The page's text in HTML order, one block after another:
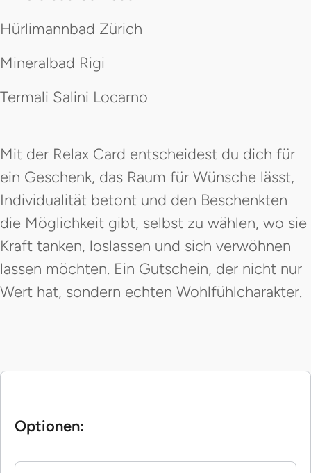
Hürlimannbad Zürich
Mineralbad Rigi
Termali Salini Locarno
Mit der Relax Card entscheidest du dich für
ein Geschenk, das Raum für Wünsche lässt,
Individualität betont und den Beschenkten
die Möglichkeit gibt, selbst zu wählen, wo sie
Kraft tanken, loslassen und sich verwöhnen
lassen möchten. Ein Gutschein, der nicht nur
Wert hat, sondern echten Wohlfühlcharakter.
Optionen: